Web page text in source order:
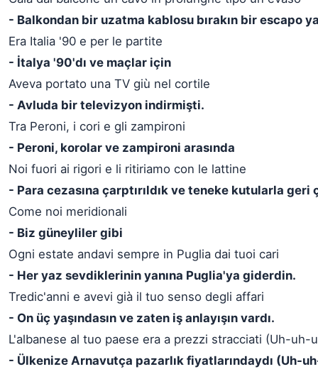
- Balkondan bir uzatma kablosu bırakın bir escapo
Era Italia '90 e per le partite
- İtalya '90'dı ve maçlar için
Aveva portato una TV giù nel cortile
- Avluda bir televizyon indirmişti.
Tra Peroni, i cori e gli zampironi
- Peroni, korolar ve zampironi arasında
Noi fuori ai rigori e li ritiriamo con le lattine
- Para cezasına çarptırıldık ve teneke kutularla geri
Come noi meridionali
- Biz güneyliler gibi
Ogni estate andavi sempre in Puglia dai tuoi cari
- Her yaz sevdiklerinin yanına Puglia'ya giderdin.
Tredic'anni e avevi già il tuo senso degli affari
- On üç yaşındasın ve zaten iş anlayışın vardı.
L'albanese al tuo paese era a prezzi stracciati (Uh-uh-
- Ülkenize Arnavutça pazarlık fiyatlarındaydı (Uh-